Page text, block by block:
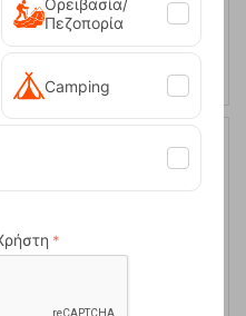
Ορειβασία/
Πεζοπορία
Camping